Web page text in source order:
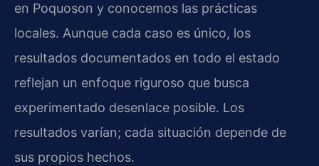
en Poquoson y conocemos las prácticas
locales. Aunque cada caso es único, los
resultados documentados en todo el estado
reflejan un enfoque riguroso que busca
experimentado desenlace posible. Los
resultados varían; cada situación depende de
sus propios hechos.